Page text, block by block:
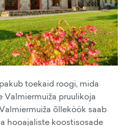
pakub toekaid roogi, mida
pruulikoja
õlleköök saab
hooajaliste koostisosade